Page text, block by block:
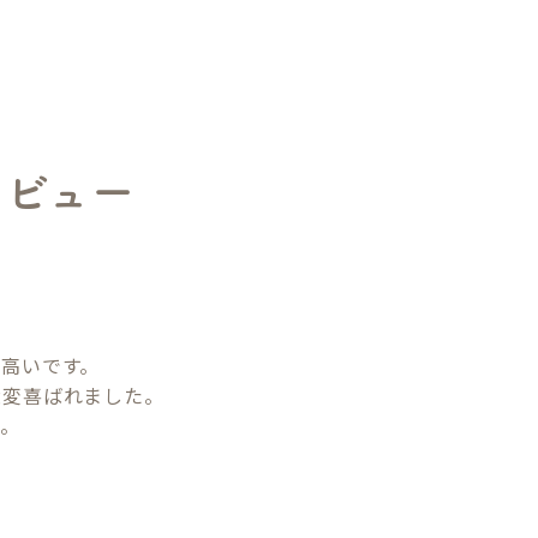
ュー
いです。
喜ばれました。